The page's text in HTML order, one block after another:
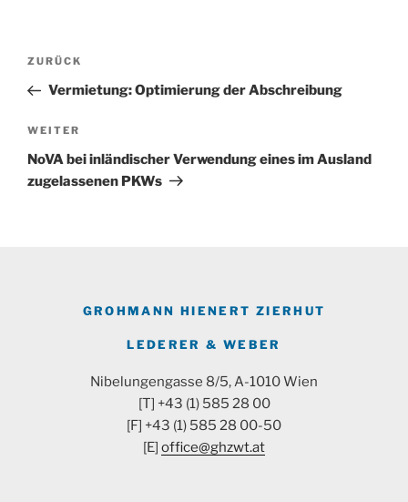
Beitragsnavigation
Vorheriger
Beitrag
ZURÜCK
Vermietung: Optimierung der Abschreibung
Nächster
Beitrag
WEITER
NoVA bei inländischer Verwendung eines im Ausland
zugelassenen PKWs
GROHMANN HIENERT ZIERHUT
LEDERER & WEBER
Nibelungengasse 8/5, A-1010 Wien
[T] +43 (1) 585 28 00
[F] +43 (1) 585 28 00-50
[E] office@ghzwt.at